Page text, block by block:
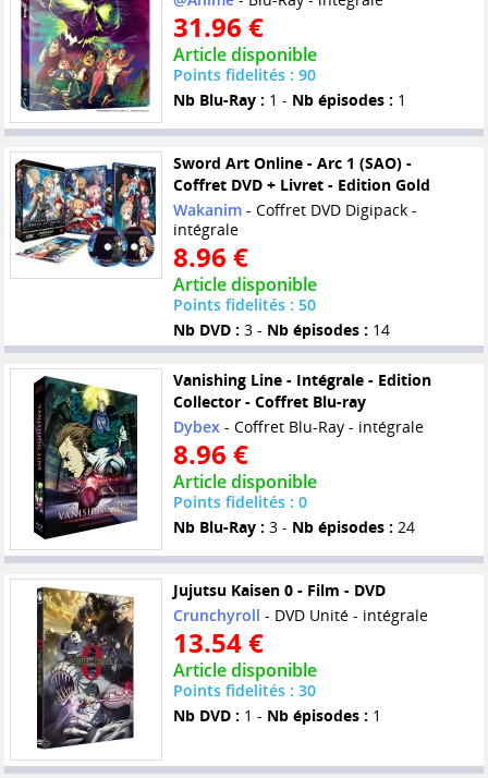
31.96 €
Article disponible
Points fidelités : 90
Nb Blu-Ray : 1 - Nb épisodes : 1
Sword Art Online - Arc 1 (SAO) -
Coffret DVD + Livret - Edition Gold
Wakanim- Coffret DVD Digipack -
intégrale
8.96 €
Article disponible
Points fidelités : 50
Nb DVD : 3 - Nb épisodes : 14
Vanishing Line - Intégrale - Edition
Collector - Coffret Blu-ray
Dybex- Coffret Blu-Ray - intégrale
8.96 €
Article disponible
Points fidelités : 0
Nb Blu-Ray : 3 - Nb épisodes : 24
Jujutsu Kaisen 0 - Film - DVD
Crunchyroll - DVD Unité - intégrale
13.54 €
Article disponible
Points fidelités : 30
Nb DVD : 1 - Nb épisodes : 1